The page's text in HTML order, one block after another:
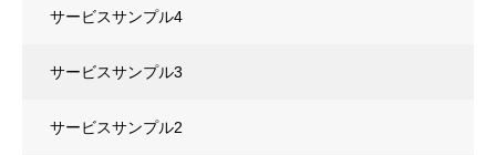
サービスサンプル4
サービスサンプル3
サービスサンプル2